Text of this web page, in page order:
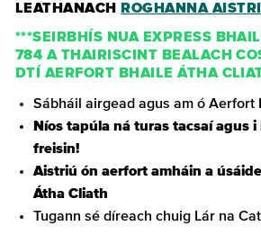
LEATHANACH
ROGHANNA
***SEIRBHÍS NUA EXPRESS
784 A THAIRISCINT BEALACH
DTÍ AERFORT BHAILE ÁTHA
Sábháil airgead agus am ó Aerfort
Níos tapúla ná turas tacsaí agus
freisin!
Aistriú ón aerfort amháin a
Átha Cliath
Tugann sé díreach chuig Lár na